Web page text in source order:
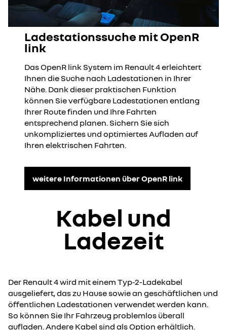
Ladestationssuche mit OpenR
link
Das OpenR link System im Renault 4 erleichtert
Ihnen die Suche nach Ladestationen in Ihrer
Nähe. Dank dieser praktischen Funktion
können Sie verfügbare Ladestationen entlang
Ihrer Route finden und Ihre Fahrten
entsprechend planen. Sichern Sie sich
unkompliziertes und optimiertes Aufladen auf
Ihren elektrischen Fahrten.
weitere Informationen über OpenR link
Kabel und
Ladezeit
Der Renault 4 wird mit einem Typ-2-Ladekabel
ausgeliefert, das zu Hause sowie an geschäftlichen und
öffentlichen Ladestationen verwendet werden kann.
So können Sie Ihr Fahrzeug problemlos überall
aufladen. Andere Kabel sind als Option erhältlich.